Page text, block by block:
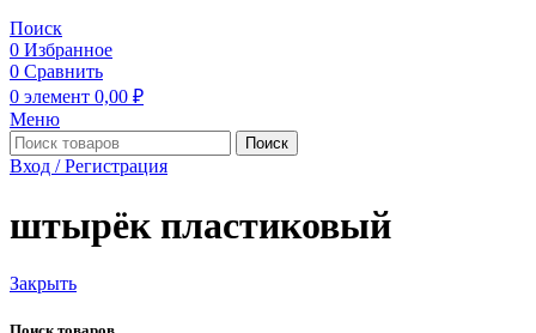
Поиск
0 Избранное
0 Сравнить
0 элемент 0,00 ₽
Меню
Поиск
Вход / Регистрация
штырёк пластиковый
Закрыть